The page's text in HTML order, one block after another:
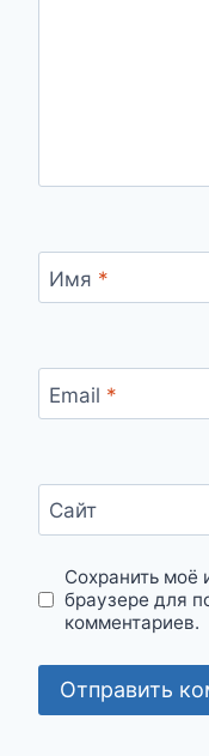
Имя *
Email *
Сайт
Сохранить моё
браузере для
комментариев.